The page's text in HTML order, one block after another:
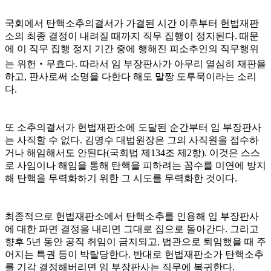
국회에서 탄핵소추의결서가 가결된 시간 이후부터 헌법재판
소의 최종 결정이 내려질 때까지 직무 집행이 정지된다. 때문
에 이 직무 집행 정지 기간 중에 행해진 피소추인의 직무행위
는 위헌‧무효다. 따라서 임 부장판사가 아무리 열심히 재판을
하고, 판사로써 소명을 다한다 해도 말짱 도루묵이라는 소리
다.
또 소추의결서가 헌법재판소에 도달된 순간부터 임 부장판사
는 사직할 수 없다. 김명수 대법원장은 그의 사직원을 접수하
거나 해임해서도 안된다(국회법 제134조 제2항). 이것은 스스
로 사임이나 해임을 통해 탄핵을 피하려는 꼼수를 미연에 방지
해 탄핵을 무력화하기 위한 그 시도를 무력화한 것이다.
최종적으로 헌법재판소에서 탄핵소추를 인용해 임 부장판사
에 대한 파면 결정을 내리면 그대로 집으로 돌아간다. 그리고
향후 5년 동안 공직 취임이 금지되고, 법관으로 퇴임했을 때 주
어지는 특권 등이 박탈당한다. 반대로 헌법재판소가 탄핵소추
를 기각 결정해버리면 임 부장판사는 직무에 복귀한다.